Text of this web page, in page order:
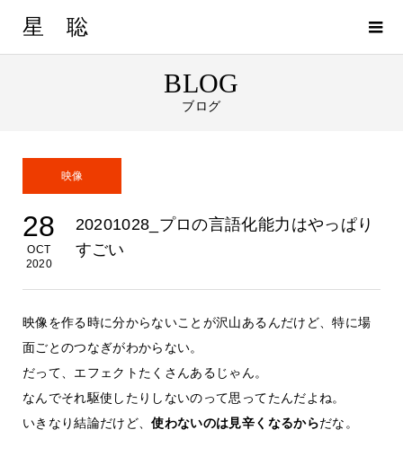
星 聡
BLOG
ブログ
映像
28
OCT
2020
20201028_プロの言語化能力はやっぱり
すごい
映像を作る時に分からないことが沢山あるんだけど、特に場
面ごとのつなぎがわからない。
だって、エフェクトたくさんあるじゃん。
なんでそれ駆使したりしないのって思ってたんだよね。
いきなり結論だけど、使わないのは見辛くなるからだな。